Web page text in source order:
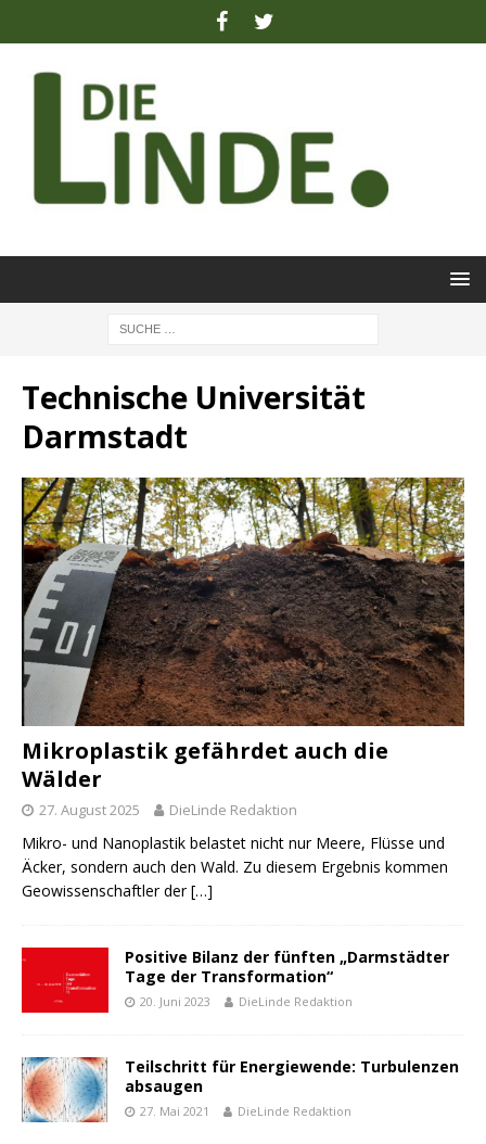
Technische Universität
Darmstadt
Mikroplastik gefährdet auch die
Wälder
27. August 2025 DieLinde Redaktion
Mikro- und Nanoplastik belastet nicht nur Meere, Flüsse und
Äcker, sondern auch den Wald. Zu diesem Ergebnis kommen
Geowissenschaftler der[…]
Positive Bilanz der fünften „Darmstädter
Tage der Transformation“
20. Juni 2023 DieLinde Redaktion
Teilschritt für Energiewende: Turbulenzen
absaugen
27. Mai 2021 DieLinde Redaktion